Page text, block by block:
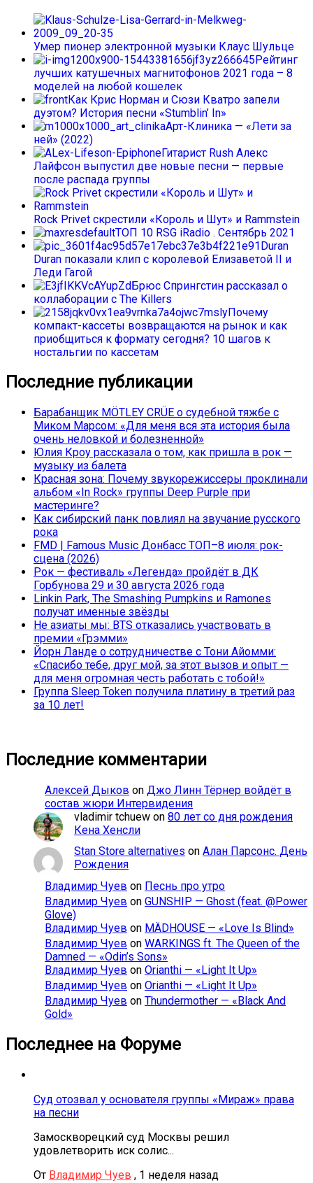
Умер пионер электронной музыки Клаус Шульце
Рейтинг
лучших катушечных магнитофонов 2021 года – 8
моделей на любой кошелек
Как Крис Норман и Сюзи Кватро запели
дуэтом? История песни «Stumblin’ In»
Арт-Клиника — «Лети за
ней» (2022)
Гитарист Rush Алекс
Лайфсон выпустил две новые песни — первые
после распада группы
Rock Privet скрестили «Король и Шут» и Rammstein
ТОП 10 RSG iRadio . Сентябрь 2021
Duran
Duran показали клип с королевой Елизаветой II и
Леди Гагой
Брюс Спрингстин рассказал о
коллаборации с The Killers
Почему
компакт-кассеты возвращаются на рынок и как
приобщиться к формату сегодня? 10 шагов к
ностальгии по кассетам
Последние публикации
Барабанщик MÖTLEY CRÜE о судебной тяжбе с
Миком Марсом: «Для меня вся эта история была
очень неловкой и болезненной»
Юлия Кроу рассказала о том, как пришла в рок —
музыку из балета
Красная зона: Почему звукорежиссеры проклинали
альбом «In Rock» группы Deep Purple при
мастеринге?
Как сибирский панк повлиял на звучание русского
рока
FMD | Famous Music Донбасс ТОП–8 июля: рок-
сцена (2026)
Рок — фестиваль «Легенда» пройдёт в ДК
Горбунова 29 и 30 августа 2026 года
Linkin Park, The Smashing Pumpkins и Ramones
получат именные звёзды
Не азиаты мы: BTS отказались участвовать в
премии «Грэмми»
Йорн Ланде о сотрудничестве с Тони Айомми:
«Спасибо тебе, друг мой, за этот вызов и опыт —
для меня огромная честь работать с тобой!»
Группа Sleep Token получила платину в третий раз
за 10 лет!
Последние комментарии
Алексей Дыков on Джо Линн Тёрнер войдёт в
состав жюри Интервидения
vladimir tchuew on 80 лет со дня рождения
Кена Хенсли
Stan Store alternatives on Алан Парсонс. День
Рождения
Владимир Чуев on Песнь про утро
Владимир Чуев on GUNSHIP — Ghost (feat. @Power
Glove)
Владимир Чуев on MÄDHOUSE — «Love Is Blind»
Владимир Чуев on WARKINGS ft. The Queen of the
Damned — «Odin’s Sons»
Владимир Чуев on Orianthi — «Light It Up»
Владимир Чуев on Orianthi — «Light It Up»
Владимир Чуев on Thundermother — «Black And
Gold»
Последнее на Форуме
Суд отозвал у основателя группы «Мираж» права
на песни
Замоскворецкий суд Москвы решил
удовлетворить иск солис...
От Владимир Чуев , 1 неделя назад